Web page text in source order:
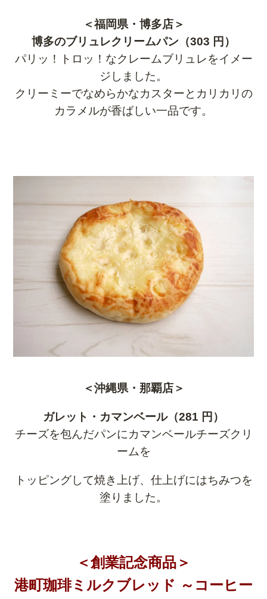
＜福岡県・博多店＞
博多のブリュレクリームパン（303 円）
パリッ！トロッ！なクレームブリュレをイメー
ジしました。
クリーミーでなめらかなカスターとカリカリの
カラメルが香ばしい一品です。
＜沖縄県・那覇店＞
ガレット・カマンベール（281 円）
チーズを包んだパンにカマンベールチーズクリ
ームを
トッピングして焼き上げ、仕上げにはちみつを
塗りました。
＜創業記念商品＞
港町珈琲ミルクブレッド ～コーヒー